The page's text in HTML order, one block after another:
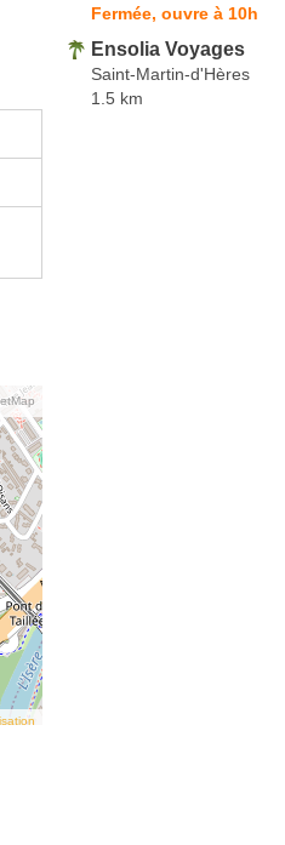
Fermée, ouvre à 10h
Ensolia Voyages
Saint-Martin-d'Hères
1.5 km